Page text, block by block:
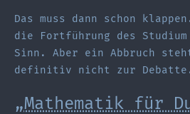
Das muss dann schon
die Fortführung des
Sinn. Aber ein Abbruch
definitiv nicht zur
„Mathematik für